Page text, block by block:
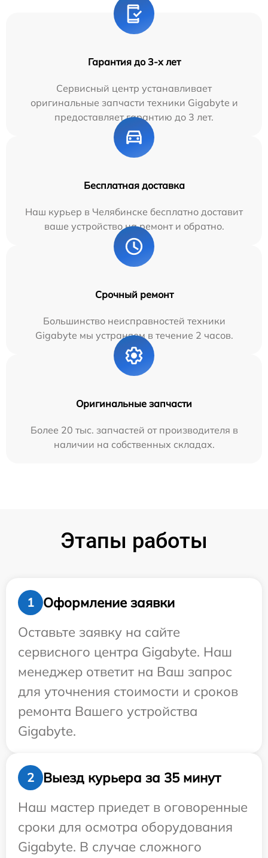
Гарантия до 3-х лет
Сервисный центр устанавливает
оригинальные запчасти техники Gigabyte и
предоставляет гарантию до 3 лет.
Бесплатная доставка
Наш курьер в Челябинске бесплатно доставит
ваше устройство на ремонт и обратно.
Срочный ремонт
Большинство неисправностей техники
Gigabyte мы устраняем в течение 2 часов.
Оригинальные запчасти
Более 20 тыс. запчастей от производителя в
наличии на собственных складах.
Этапы работы
1
Оформление заявки
Оставьте заявку на сайте
сервисного центра Gigabyte. Наш
менеджер ответит на Ваш запрос
для уточнения стоимости и сроков
ремонта Вашего устройства
Gigabyte.
2
Выезд курьера за 35 минут
Наш мастер приедет в оговоренные
сроки для осмотра оборудования
Gigabyte. В случае сложного